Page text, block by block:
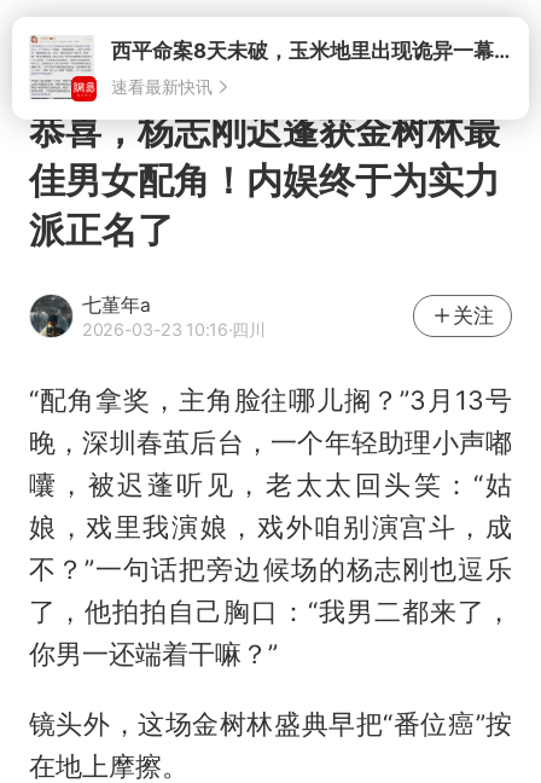
打开西平命案8天未破，玉米地里出现诡异一幕，我突然想起了欧金中
速看最新快讯
恭喜，杨志刚迟蓬获金树林最
佳男女配角！内娱终于为实力
派正名了
七堇年a
2026-03-23 10:16·四川
关注
“配角拿奖，主角脸往哪儿搁？”3月13号
晚，深圳春茧后台，一个年轻助理小声嘟
囔，被迟蓬听见，老太太回头笑：“姑
娘，戏里我演娘，戏外咱别演宫斗，成
不？”一句话把旁边候场的杨志刚也逗乐
了，他拍拍自己胸口：“我男二都来了，
你男一还端着干嘛？”
镜头外，这场金树林盛典早把“番位癌”按
在地上摩擦。